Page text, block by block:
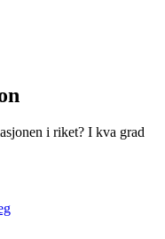
i riket? I kva grad